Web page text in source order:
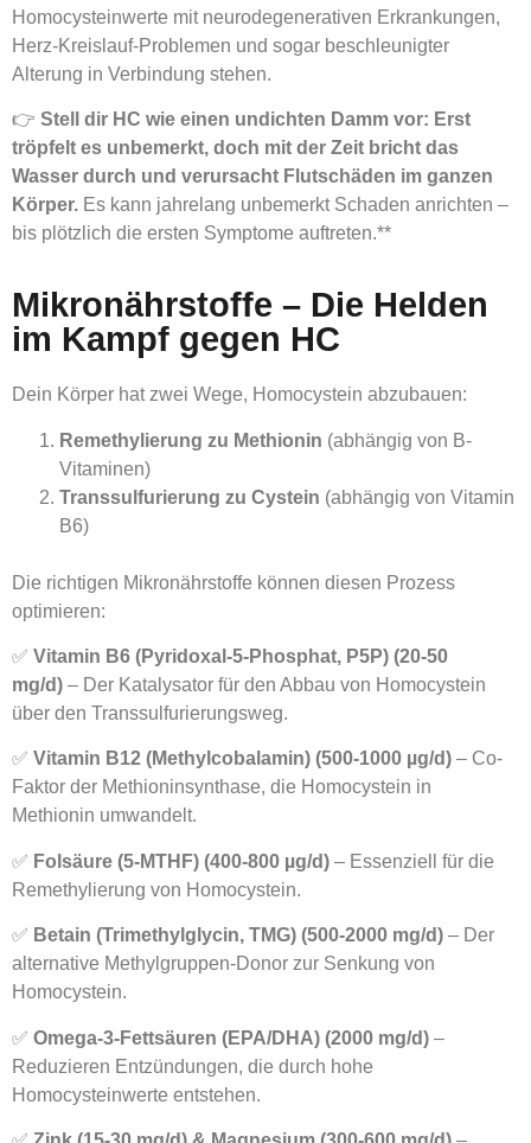
Homocysteinwerte mit neurodegenerativen Erkrankungen,
Herz-Kreislauf-Problemen und sogar beschleunigter
Alterung in Verbindung stehen.
👉 Stell dir HC wie einen undichten Damm vor: Erst
tröpfelt es unbemerkt, doch mit der Zeit bricht das
Wasser durch und verursacht Flutschäden im ganzen
Körper. Es kann jahrelang unbemerkt Schaden anrichten –
bis plötzlich die ersten Symptome auftreten.**
Mikronährstoffe – Die Helden
im Kampf gegen HC
Dein Körper hat zwei Wege, Homocystein abzubauen:
Remethylierung zu Methionin (abhängig von B-
Vitaminen)
Transsulfurierung zu Cystein (abhängig von Vitamin
B6)
Die richtigen Mikronährstoffe können diesen Prozess
optimieren:
✅ Vitamin B6 (Pyridoxal-5-Phosphat, P5P) (20-50
mg/d) – Der Katalysator für den Abbau von Homocystein
über den Transsulfurierungsweg.
✅ Vitamin B12 (Methylcobalamin) (500-1000 µg/d) – Co-
Faktor der Methioninsynthase, die Homocystein in
Methionin umwandelt.
✅ Folsäure (5-MTHF) (400-800 µg/d) – Essenziell für die
Remethylierung von Homocystein.
✅ Betain (Trimethylglycin, TMG) (500-2000 mg/d) – Der
alternative Methylgruppen-Donor zur Senkung von
Homocystein.
✅ Omega-3-Fettsäuren (EPA/DHA) (2000 mg/d) –
Reduzieren Entzündungen, die durch hohe
Homocysteinwerte entstehen.